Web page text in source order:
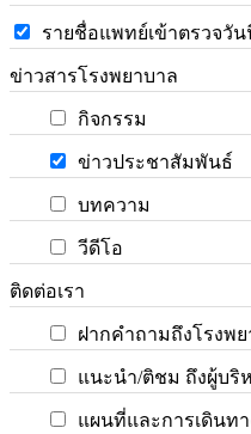
รายชื่อแพทย์เข้าตรวจวั
ข่าวสารโรงพยาบาล
กิจกรรม
ข่าวประชาสัมพันธ์
บทความ
วีดีโอ
ติดต่อเรา
ฝากคำถามถึงโรงพย
แนะนำ/ติชม ถึงผู้บริ
แผนที่และการเดินทา